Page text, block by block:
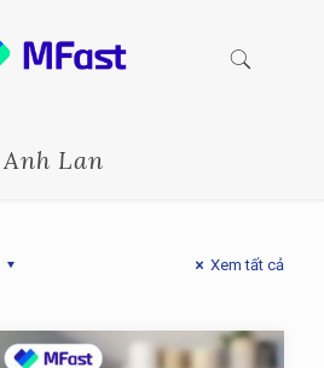
Anh Lan
Xem tất cả